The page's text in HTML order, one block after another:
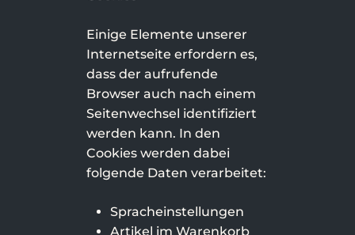
Einige Elemente unserer
Internetseite erfordern es,
dass der aufrufende
Browser auch nach einem
Seitenwechsel identifiziert
werden kann. In den
Cookies werden dabei
folgende Daten verarbeitet:
Spracheinstellungen
Artikel im Warenkorb